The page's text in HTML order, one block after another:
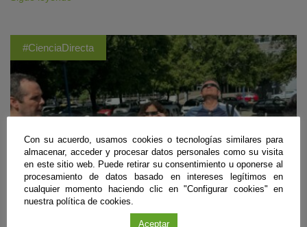
#CienciaDirecta
Con su acuerdo, usamos cookies o tecnologías similares para
almacenar, acceder y procesar datos personales como su visita
en este sitio web. Puede retirar su consentimiento u oponerse al
procesamiento de datos basado en intereses legítimos en
cualquier momento haciendo clic en "Configurar cookies" en
nuestra política de cookies.
Aceptar